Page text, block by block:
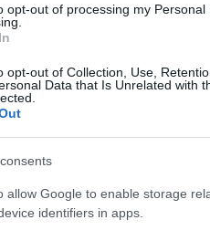
opt-out of processing my Personal
opt-out of Collection, Use,
Data that Is Unrelated with
allow Google to enable storage
identifiers in apps.
blir å gi mer F i
jula var jeg bare
like ved Mont Blanc.